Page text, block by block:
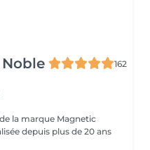
162
la marque Magnetic